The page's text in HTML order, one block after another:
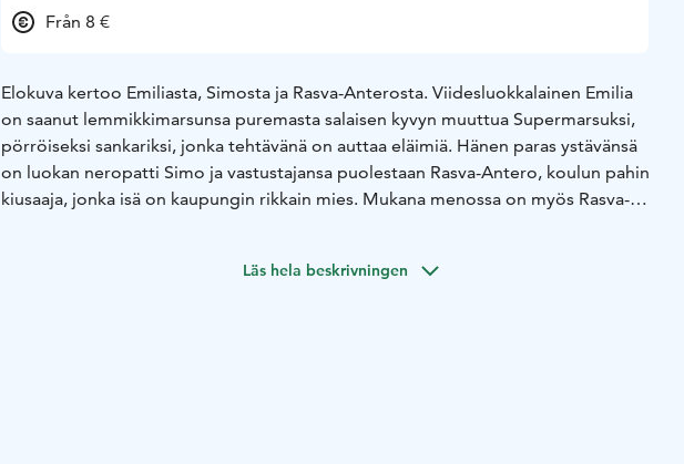
Från 8 €
Elokuva kertoo Emiliasta, Simosta ja Rasva-Anterosta. Viidesluokkalainen Emilia
on saanut lemmikkimarsunsa puremasta salaisen kyvyn muuttua Supermarsuksi,
pörröiseksi sankariksi, jonka tehtävänä on auttaa eläimiä. Hänen paras ystävänsä
on luokan neropatti Simo ja vastustajansa puolestaan Rasva-Antero, koulun pahin
kiusaaja, jonka isä on kaupungin rikkain mies. Mukana menossa on myös Rasva-
Emiliasta tuli supersankari, kun hän sai lahjaksi taianomaisen lemmikkimarsun, joka
Läs hela beskrivningen